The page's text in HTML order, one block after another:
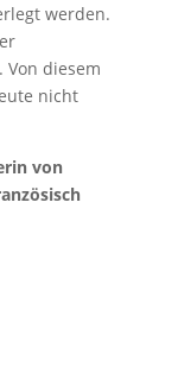
werden.
Von diesem
nicht
von